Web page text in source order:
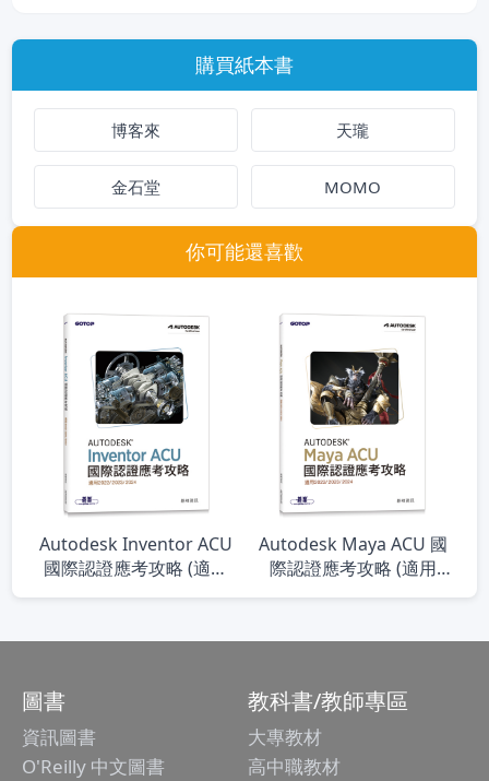
購買紙本書
博客來 天瓏
金石堂 MOMO
你可能還喜歡
Autodesk Inventor ACU
國際認證應考攻略 (適用
2022/2023/2024)
Autodesk Maya ACU 國
際認證應考攻略 (適用
2022/2023/2024)
圖書
資訊圖書
O'Reilly 中文圖書
教科書/教師專區
大專教材
高中職教材